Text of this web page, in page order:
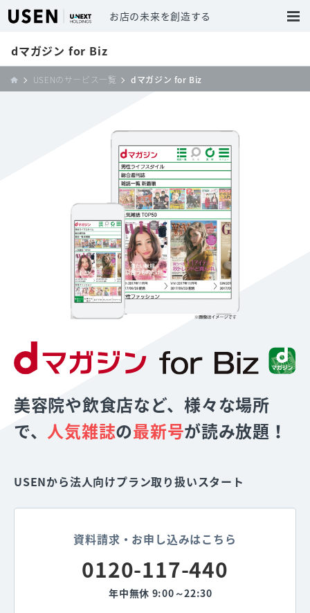
お店の未来を創造する
dマガジン for Biz
USENのサービス一覧 dマガジン for Biz
美容院や飲食店など、様々な場所
で、 人気雑誌の最新号が読み放題！
USENから法人向けプラン取り扱いスタート
資料請求・お申し込みはこちら
0120-117-440
年中無休 9:00～22:30